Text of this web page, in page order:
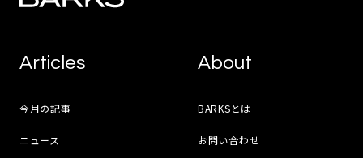
Articles
今月の記事
ニュース
About
BARKSとは
お問い合わせ